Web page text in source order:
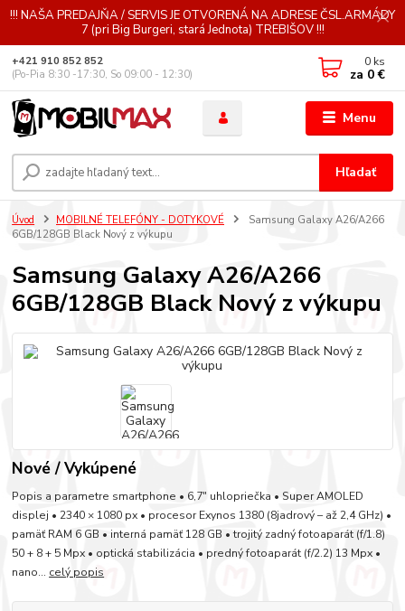
!!! NAŠA PREDAJŇA / SERVIS JE OTVORENÁ NA ADRESE ČSL.ARMÁDY
7 (pri Big Burgeri, stará Jednota) TREBIŠOV !!!
Menu
Hľadať
+421 910 852 852
(Po-Pia 8:30 -17:30, So 09:00 - 12:30)
0 ks
za 0 €
Úvod MOBILNÉ TELEFÓNY - DOTYKOVÉ
Samsung Galaxy A26/A266
6GB/128GB Black Nový z výkupu
Samsung Galaxy A26/A266
6GB/128GB Black Nový z výkupu
Nové / Vykúpené
Popis a parametre smartphone • 6,7″ uhlopriečka • Super AMOLED
displej • 2340 × 1080 px • procesor Exynos 1380 (8jadrový – až 2,4 GHz) •
pamäť RAM 6 GB • interná pamäť 128 GB • trojitý zadný fotoaparát (f/1.8)
50 + 8 + 5 Mpx • optická stabilizácia • predný fotoaparát (f/2.2) 13 Mpx •
nano... celý popis